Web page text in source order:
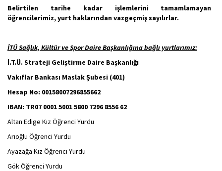
Belirtilen tarihe kadar işlemlerini tamamlamayan
öğrencilerimiz, yurt haklarından vazgeçmiş sayılırlar.
İTÜ Sağlık, Kültür ve Spor Daire Başkanlığına bağlı yurtlarımız:
İ.T.Ü. Strateji Geliştirme Daire Başkanlığı
Vakıflar Bankası Maslak Şubesi (401)
Hesap No: 00158007296855662
IBAN: TR07 0001 5001 5800 7296 8556 62
Altan Edige Kız Öğrenci Yurdu
Arıoğlu Öğrenci Yurdu
Ayazağa Kız Öğrenci Yurdu
Gök Öğrenci Yurdu